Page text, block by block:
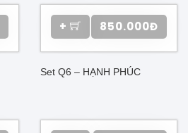
850.000Đ
+
Set Q6 – HẠNH PHÚC